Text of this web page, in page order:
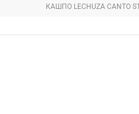
КАШПО LECHUZA CANTO